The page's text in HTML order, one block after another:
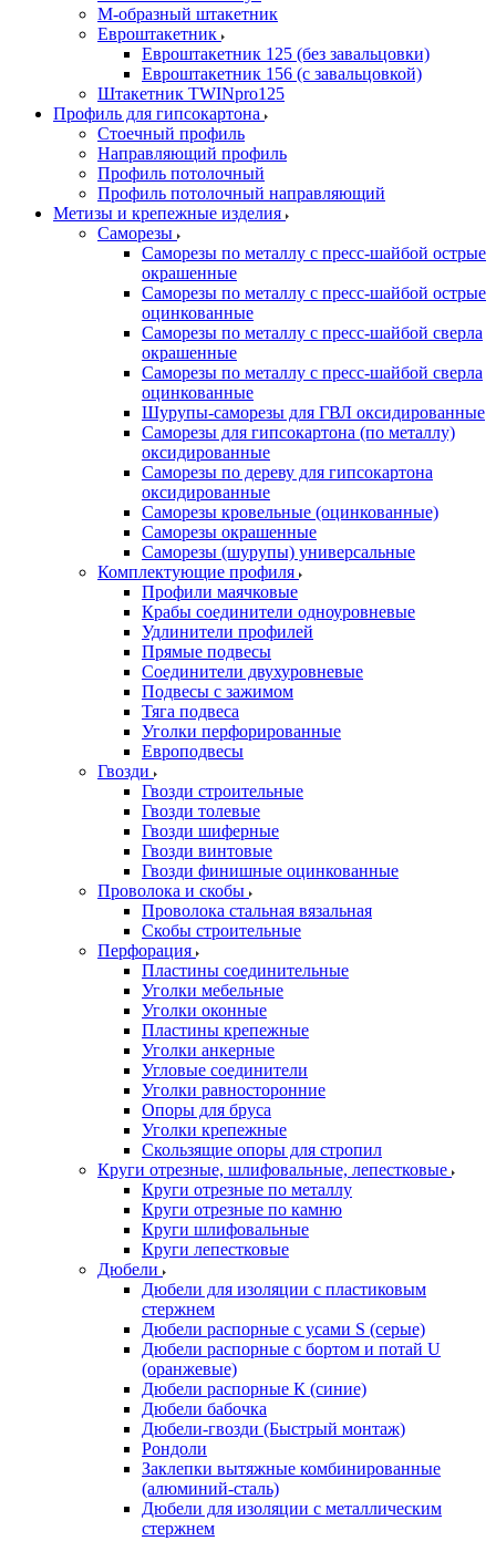
М-образный штакетник
Евроштакетник
Евроштакетник 125 (без завальцовки)
Евроштакетник 156 (с завальцовкой)
Штакетник TWINpro125
Профиль для гипсокартона
Стоечный профиль
Направляющий профиль
Профиль потолочный
Профиль потолочный направляющий
Метизы и крепежные изделия
Саморезы
Саморезы по металлу с пресс-шайбой острые
окрашенные
Саморезы по металлу с пресс-шайбой острые
оцинкованные
Саморезы по металлу с пресс-шайбой сверла
окрашенные
Саморезы по металлу с пресс-шайбой сверла
оцинкованные
Шурупы-саморезы для ГВЛ оксидированные
Саморезы для гипсокартона (по металлу)
оксидированные
Саморезы по дереву для гипсокартона
оксидированные
Саморезы кровельные (оцинкованные)
Саморезы окрашенные
Саморезы (шурупы) универсальные
Комплектующие профиля
Профили маячковые
Крабы соединители одноуровневые
Удлинители профилей
Прямые подвесы
Соединители двухуровневые
Подвесы с зажимом
Тяга подвеса
Уголки перфорированные
Европодвесы
Гвозди
Гвозди строительные
Гвозди толевые
Гвозди шиферные
Гвозди винтовые
Гвозди финишные оцинкованные
Проволока и скобы
Проволока стальная вязальная
Скобы строительные
Перфорация
Пластины соединительные
Уголки мебельные
Уголки оконные
Пластины крепежные
Уголки анкерные
Угловые соединители
Уголки равносторонние
Опоры для бруса
Уголки крепежные
Скользящие опоры для стропил
Круги отрезные, шлифовальные, лепестковые
Круги отрезные по металлу
Круги отрезные по камню
Круги шлифовальные
Круги лепестковые
Дюбели
Дюбели для изоляции с пластиковым
стержнем
Дюбели распорные с усами S (серые)
Дюбели распорные c бортом и потай U
(оранжевые)
Дюбели распорные К (синие)
Дюбели бабочка
Дюбели-гвозди (Быстрый монтаж)
Рондоли
Заклепки вытяжные комбинированные
(алюминий-сталь)
Дюбели для изоляции с металлическим
стержнем